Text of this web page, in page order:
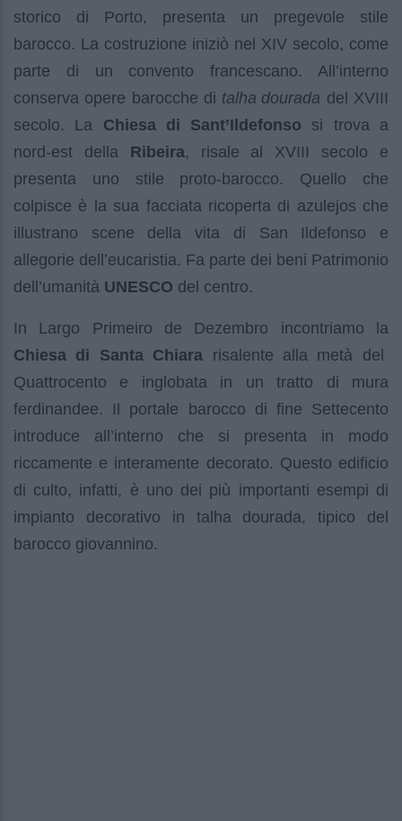
storico di Porto, presenta un pregevole stile
barocco. La costruzione iniziò nel XIV secolo, come
parte di un convento francescano. All’interno
conserva opere barocche di talha dourada del XVIII
secolo. La Chiesa di Sant’Ildefonso si trova a
nord-est della Ribeira, risale al XVIII secolo e
presenta uno stile proto-barocco. Quello che
colpisce è la sua facciata ricoperta di azulejos che
illustrano scene della vita di San Ildefonso e
allegorie dell’eucaristia. Fa parte dei beni Patrimonio
dell’umanità UNESCO del centro.
In Largo Primeiro de Dezembro incontriamo la
Chiesa di Santa Chiara risalente alla metà del
Quattrocento e inglobata in un tratto di mura
ferdinandee. Il portale barocco di fine Settecento
introduce all’interno che si presenta in modo
riccamente e interamente decorato. Questo edificio
di culto, infatti, è uno dei più importanti esempi di
impianto decorativo in talha dourada, tipico del
barocco giovannino.